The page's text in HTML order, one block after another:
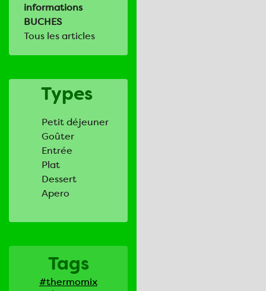
informations
BUCHES
Tous les articles
Types
Petit déjeuner
Goûter
Entrée
Plat
Dessert
Apero
Tags
#thermomix